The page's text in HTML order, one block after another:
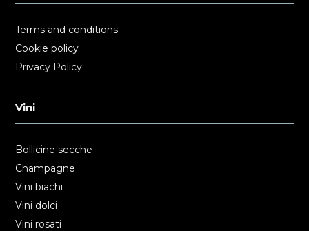
Terms and conditions
Cookie policy
Privacy Policy
Vini
Bollicine secche
Champagne
Vini biachi
Vini dolci
Vini rosati